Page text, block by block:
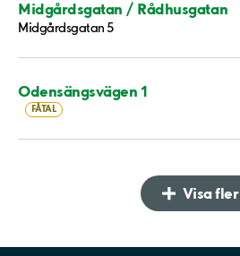
Midgårdsgatan / Rådhusgatan
Midgårdsgatan 5
Odensängsvägen 1
FÅTAL
Visa fler